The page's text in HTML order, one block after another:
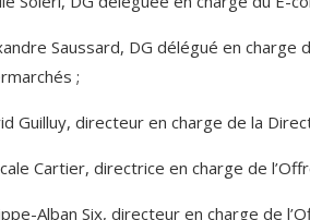
Saussard, DG délégué en charge
;
Guilluy, directeur en charge de la
Cartier, directrice en charge de
Alban Six, directeur en charge de